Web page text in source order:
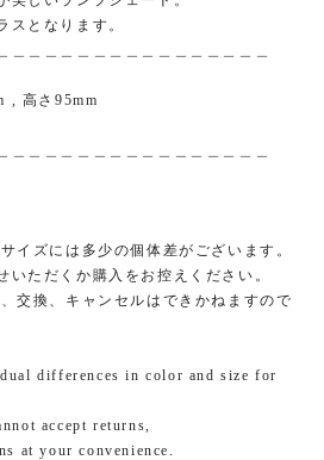
スとなります。
, 高さ95mm
イズには多少の個体差がございます。
ただくか購入をお控えください。
交換、キャンセルはできかねますので
differences in color and size for
accept returns,
at your convenience.